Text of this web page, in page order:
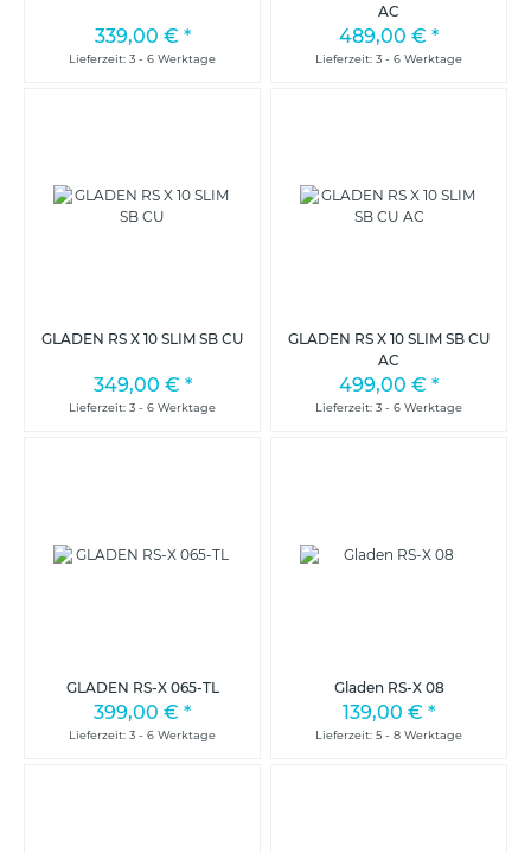
339,00 € *
Lieferzeit: 3 - 6 Werktage
AC
489,00 € *
Lieferzeit: 3 - 6 Werktage
GLADEN RS X 10 SLIM SB CU
349,00 € *
Lieferzeit: 3 - 6 Werktage
GLADEN RS X 10 SLIM SB CU
AC
499,00 € *
Lieferzeit: 3 - 6 Werktage
GLADEN RS-X 065-TL
399,00 € *
Lieferzeit: 3 - 6 Werktage
Gladen RS-X 08
139,00 € *
Lieferzeit: 5 - 8 Werktage